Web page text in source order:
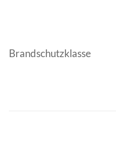
Brandschutzklasse